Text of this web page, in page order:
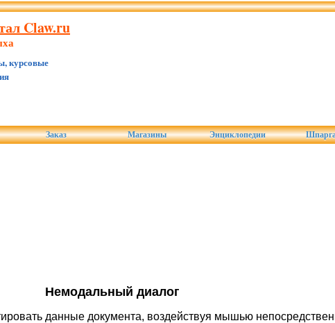
Claw.ru
курсовые
Заказ Магазины Энциклопедии
Немодальный диалог
данные документа, воздействуя мышью